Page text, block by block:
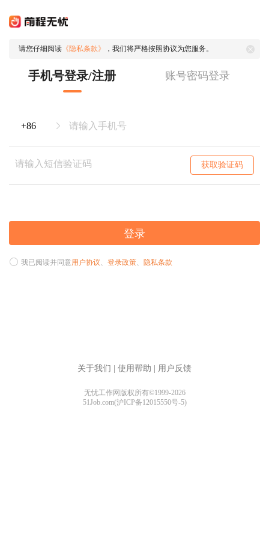
请您仔细阅读 《隐私条款》 ，我们将严格按照协议为您服务。
手机号登录/注册 账号密码登录
获取验证码
登录
我已阅读并同意用户协议、 登录政策、 隐私条款
关于我们 使用帮助 用户反馈
无忧工作网版权所有©1999-2026
51Job.com(沪ICP备12015550号-5)